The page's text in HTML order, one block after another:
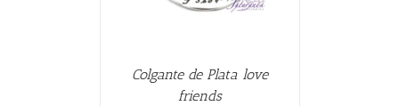
Colgante de Plata love
friends